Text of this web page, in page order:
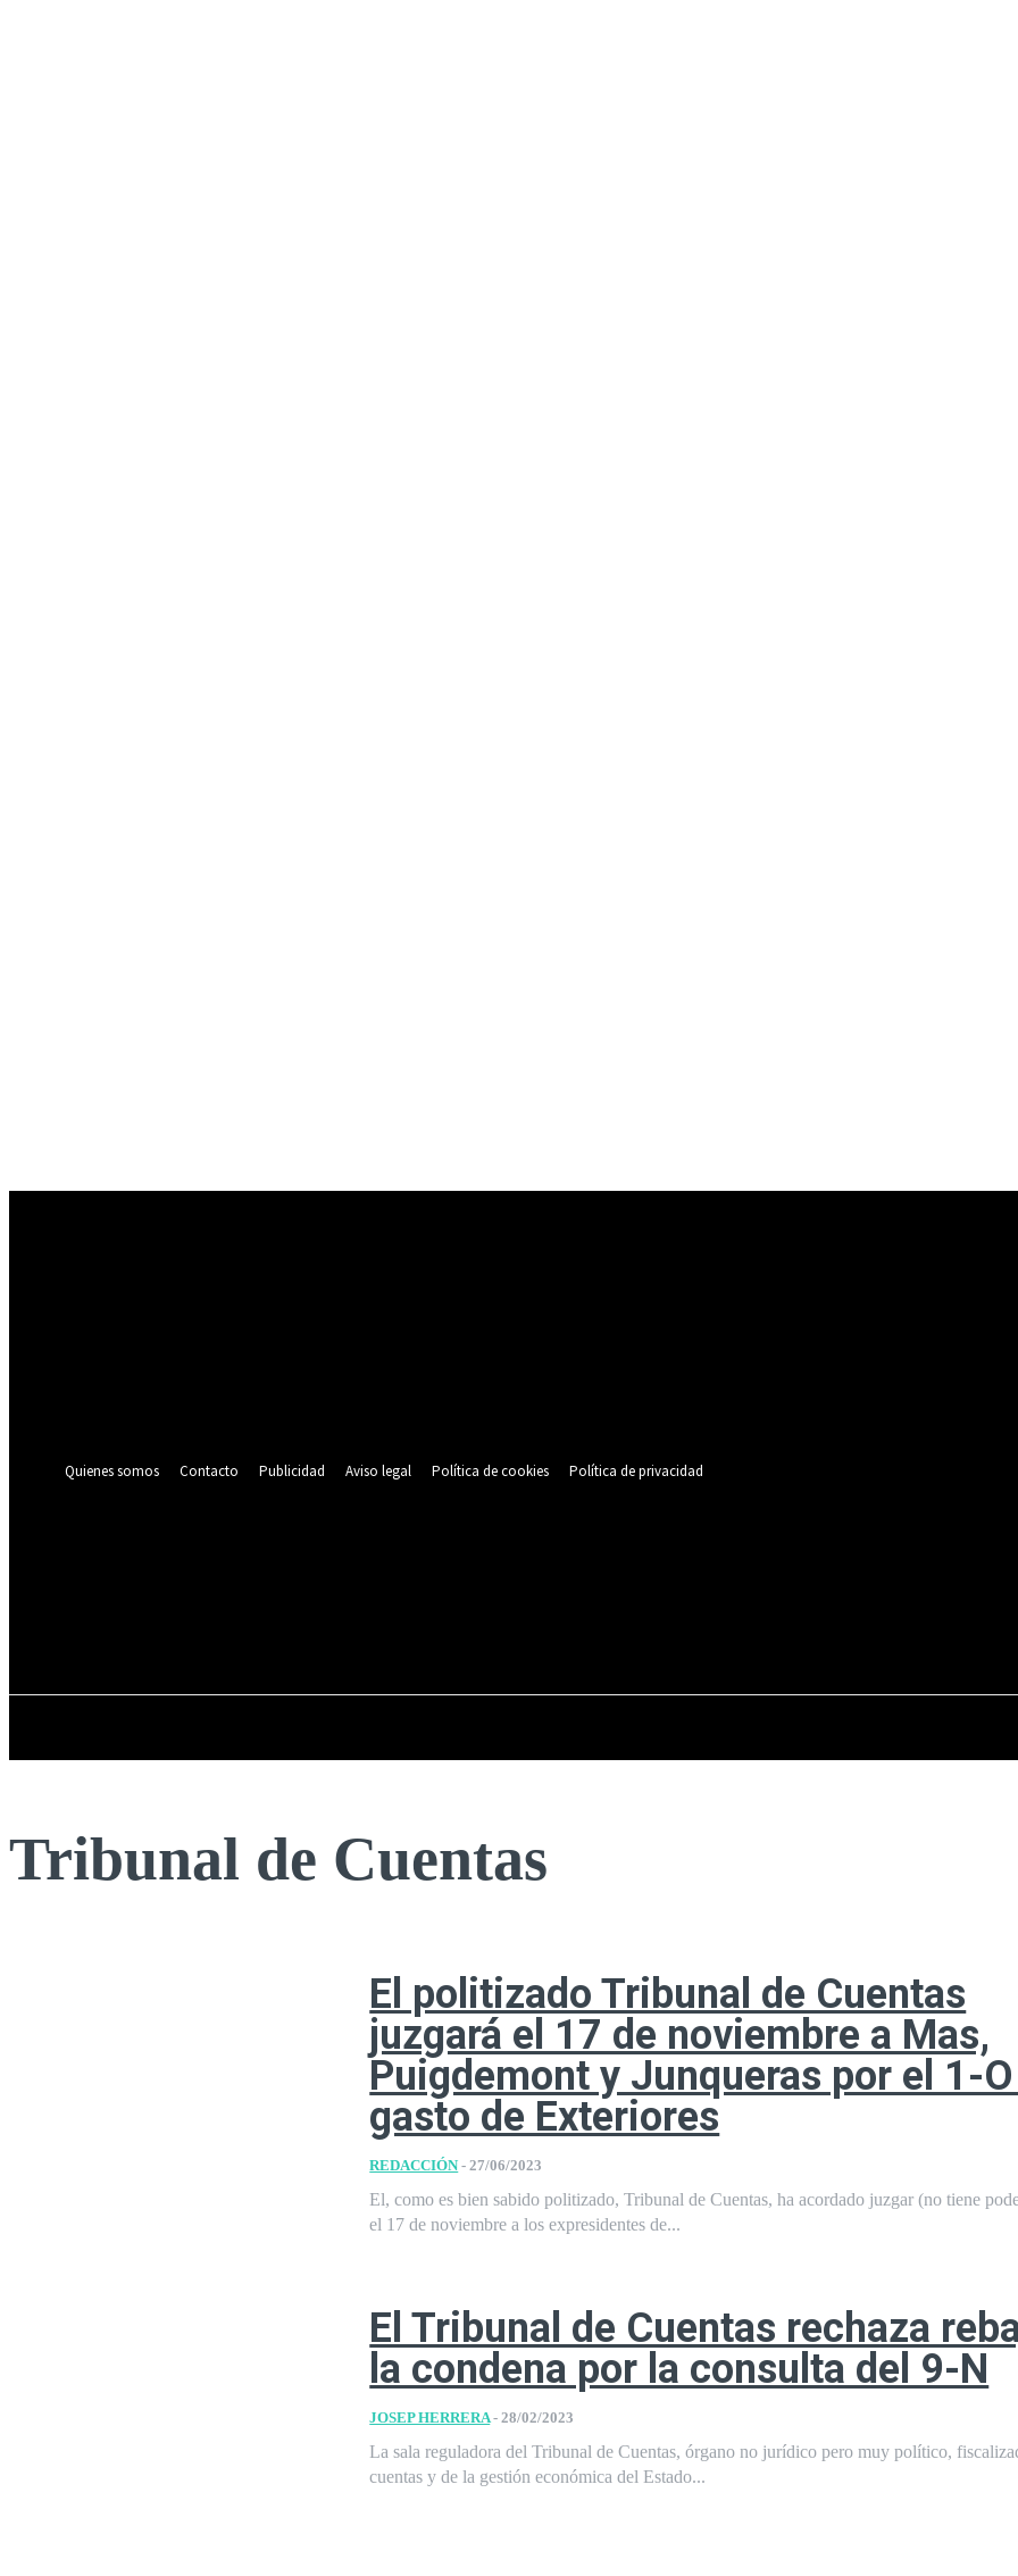
Quienes somos
Contacto Publicidad Aviso legal Política de cookies Política de privacidad
Tribunal de Cuentas
El politizado Tribunal de Cuentas
juzgará el 17 de noviembre a Mas,
Puigdemont y Junqueras por el 1-O
gasto de Exteriores
REDACCIÓN - 27/06/2023
El, como es bien sabido politizado, Tribunal de Cuentas, ha acordado juzgar (no tiene
el 17 de noviembre a los expresidentes de...
El Tribunal de Cuentas rechaza
la condena por la consulta del 9-N
JOSEP HERRERA - 28/02/2023
La sala reguladora del Tribunal de Cuentas, órgano no jurídico pero muy político,
cuentas y de la gestión económica del Estado...